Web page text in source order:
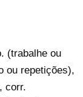
(trabalhe ou
ou repetições),
corr.